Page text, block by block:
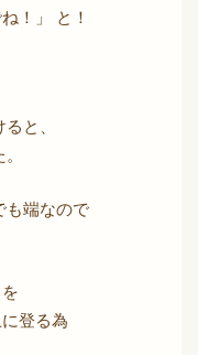
！」 と！
と、
も端なので
登る為